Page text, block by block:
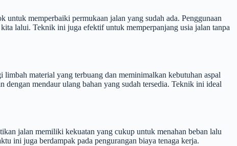
untuk memperbaiki permukaan jalan yang sudah ada. Penggunaan
lalui. Teknik ini juga efektif untuk memperpanjang usia jalan tanpa
material yang terbuang dan meminimalkan kebutuhan aspal
mendaur ulang bahan yang sudah tersedia. Teknik ini ideal
jalan memiliki kekuatan yang cukup untuk menahan beban lalu
ini juga berdampak pada pengurangan biaya tenaga kerja.